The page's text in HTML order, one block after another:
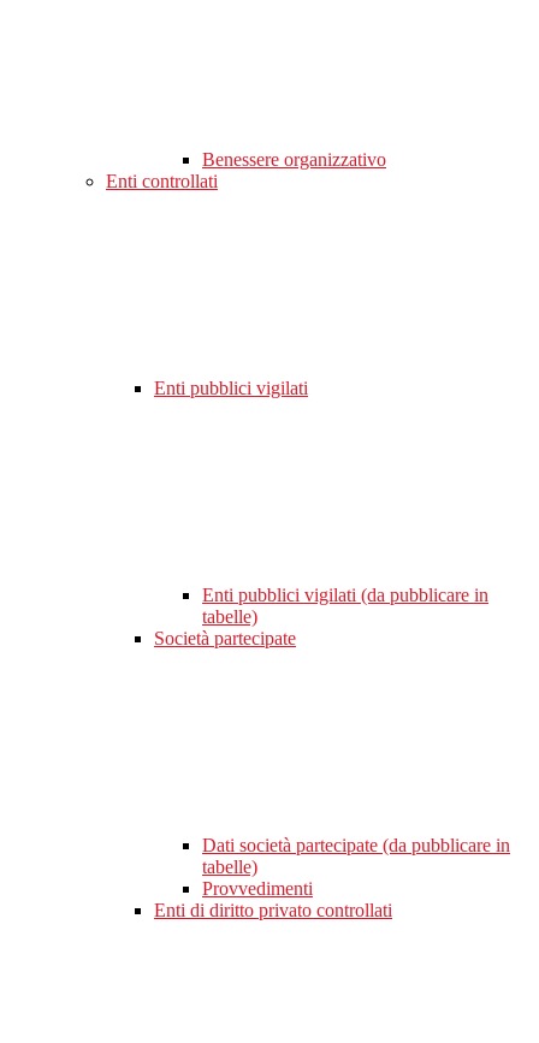
Benessere organizzativo
Enti controllati
Enti pubblici vigilati
Enti pubblici vigilati (da pubblicare in
tabelle)
Società partecipate
Dati società partecipate (da pubblicare in
tabelle)
Provvedimenti
Enti di diritto privato controllati